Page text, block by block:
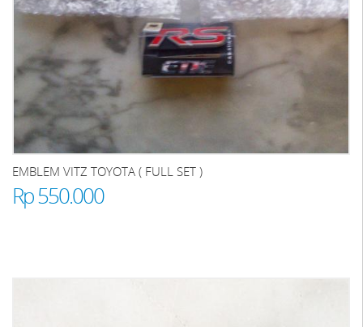
EMBLEM VITZ TOYOTA ( FULL SET )
Rp 550.000